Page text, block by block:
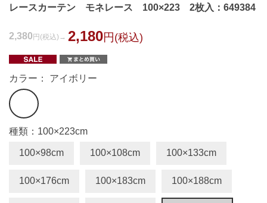
レースカーテン モネレース 100×223 2枚入：649384
2,380 円 (税込) 2,180円 (税込)
カラー： アイボリー
種類：100×223cm
100×98cm 100×108cm 100×133cm
100×176cm 100×183cm 100×188cm